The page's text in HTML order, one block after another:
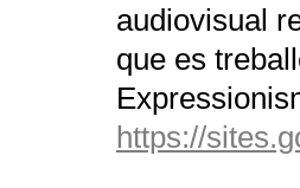
audiovisual
que es
https://